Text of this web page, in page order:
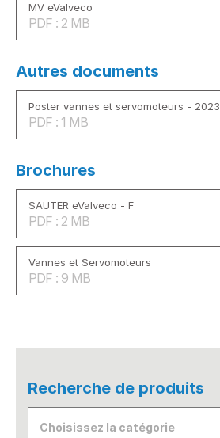
MV eValveco
PDF : 2 MB
Autres documents
Poster vannes et servomoteurs - 2023
PDF : 1 MB
Brochures
SAUTER eValveco - F
PDF : 2 MB
Vannes et Servomoteurs
PDF : 9 MB
Recherche de produits